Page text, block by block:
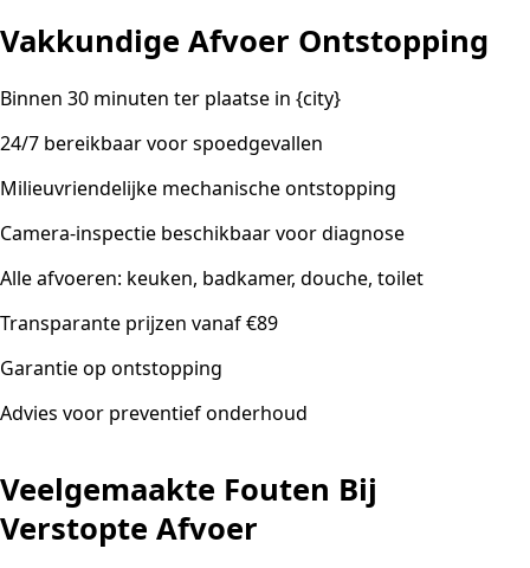
Vakkundige Afvoer Ontstopping
Binnen 30 minuten ter plaatse in {city}
24/7 bereikbaar voor spoedgevallen
Milieuvriendelijke mechanische ontstopping
Camera-inspectie beschikbaar voor diagnose
Alle afvoeren: keuken, badkamer, douche, toilet
Transparante prijzen vanaf €89
Garantie op ontstopping
Advies voor preventief onderhoud
Veelgemaakte Fouten Bij
Verstopte Afvoer